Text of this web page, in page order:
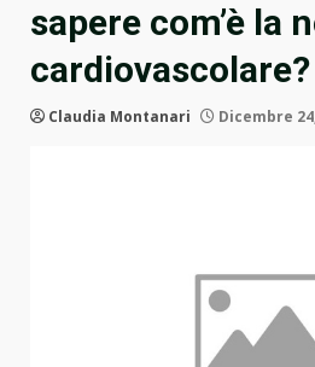
sapere com’è la
cardiovascolare?
Claudia Montanari Dicembre